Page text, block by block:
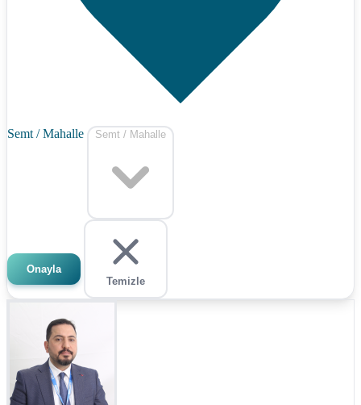
Semt / Mahalle Semt / Mahalle
Onayla
Temizle